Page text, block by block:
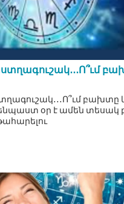
աստղագուշակ․․․Ո՞ւմ
բախտը
օր է ամեն տեսակ